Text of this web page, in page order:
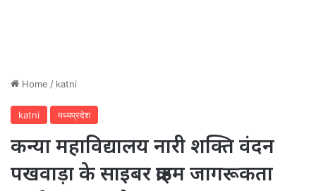
Home / katni
katni मध्यप्रदेश
कन्या महाविद्यालय नारी शक्ति वंदन
पखवाड़ा के साइबर क्राइम जागरूकता